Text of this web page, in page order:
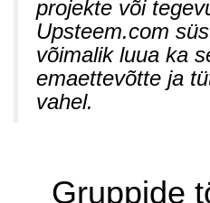
projekte või
Upsteem.com
võimalik luua ka
emaettevõtte ja
vahel.
Gruppide